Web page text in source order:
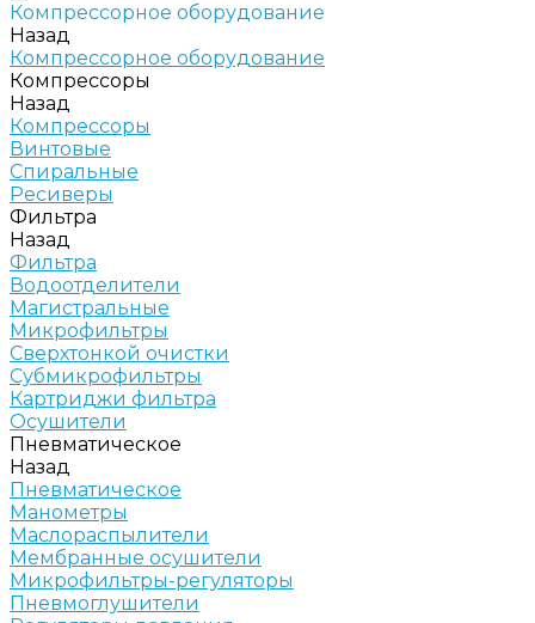
Компрессорное оборудование
Назад
Компрессорное оборудование
Компрессоры
Назад
Компрессоры
Винтовые
Спиральные
Ресиверы
Фильтра
Назад
Фильтра
Водоотделители
Магистральные
Микрофильтры
Сверхтонкой очистки
Субмикрофильтры
Картриджи фильтра
Осушители
Пневматическое
Назад
Пневматическое
Манометры
Маслораспылители
Мембранные осушители
Микрофильтры-регуляторы
Пневмоглушители